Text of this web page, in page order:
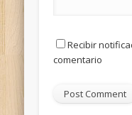
Recibir
comentario